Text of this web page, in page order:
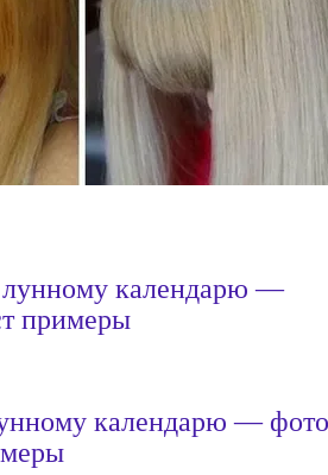
лунному календарю —
примеры
календарю — фото